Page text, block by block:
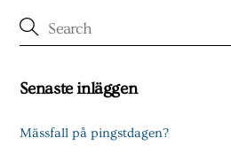
Senaste inläggen
Mässfall på pingstdagen?